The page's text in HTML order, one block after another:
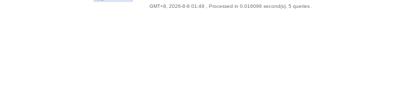
GMT+8, 2026-8-8 01:49 , Processed in 0.016096 second(s), 5 queries .